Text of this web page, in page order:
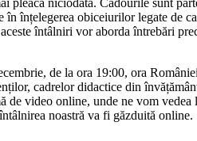
pleacă niciodată. Cadourile sunt
înțelegerea obiceiurilor legate de
întâlniri vor aborda întrebări
de la ora 19:00, ora
cadrelor didactice din
video online, unde ne vom
noastră va fi găzduită online.